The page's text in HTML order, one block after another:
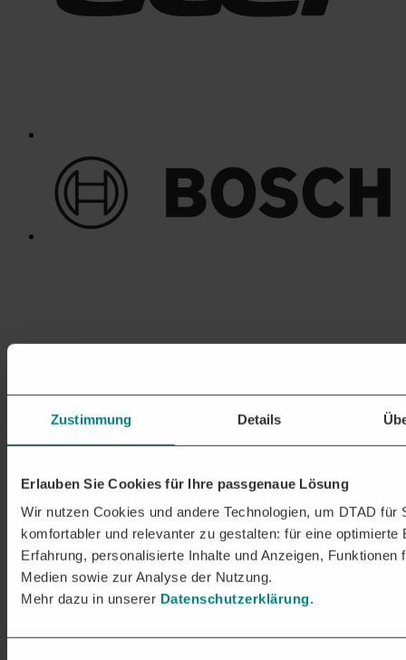
Zustimmung Details
Erlauben Sie Cookies für Ihre passgenaue Lösung
Wir nutzen Cookies und andere Technologien, um DTAD für
komfortabler und relevanter zu gestalten: für eine optimierte
Erfahrung, personalisierte Inhalte und Anzeigen, Funktionen
Medien sowie zur Analyse der Nutzung.
Mehr dazu in unserer Datenschutzerklärung.